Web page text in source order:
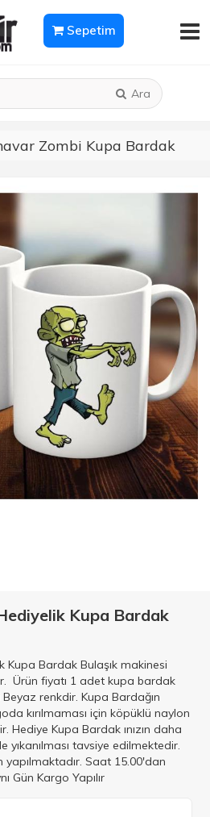
Sepetim
Ara
Zombi Kupa Bardak
Kupa Bardak
Bardak Bulaşık makinesi
Ürün fiyatı 1 adet kupa bardak
renkdir. Kupa Bardağın
kırılmaması için köpüklü naylon
Hediye Kupa Bardak ınızın daha
yıkanılması tavsiye edilmektedir.
Saat 15.00'dan
Gün Kargo Yapılır